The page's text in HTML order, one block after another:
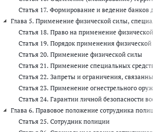
Статья 17. Формирование и ведение банков
Глава 5. Применение физической силы,
Статья 18. Право на применение
Статья 19. Порядок применения
Статья 20. Применение физической силы
Статья 21. Применение специальных
Статья 22. Запреты и ограничения,
Статья 23. Применение огнестрельного
Статья 24. Гарантии личной безопасности
Глава 6. Правовое положение сотрудника
Статья 25. Сотрудник полиции